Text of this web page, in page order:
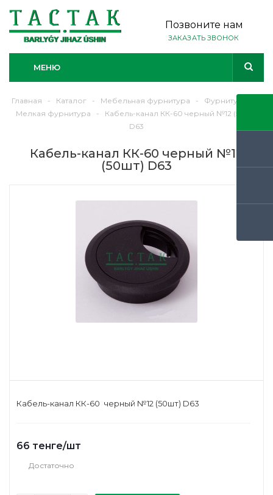
Позвоните нам
ЗАКАЗАТЬ ЗВОНОК
МЕНЮ
Главная - Каталог - Мебельная фурнитура - Фурнитура
Мелкая фурнитура
-
Кабель-канал КК-60 черный №12 (50шт)
D63
Кабель-канал КК-60 черный №12
(50шт) D63
Кабель-канал КК-60 черный №12 (50шт) D63
66 тенге/шт
Достаточно